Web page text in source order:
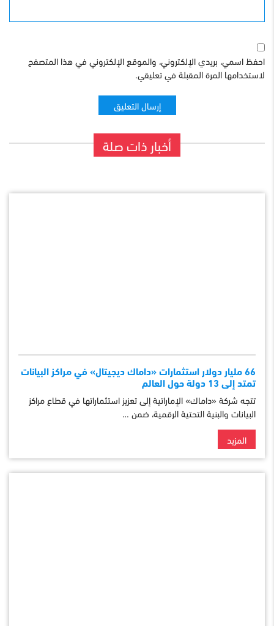
احفظ اسمي، بريدي الإلكتروني، والموقع الإلكتروني في هذا المتصفح
لاستخدامها المرة المقبلة في تعليقي.
أخبار ذات صلة
66 مليار دولار استثمارات «داماك ديجيتال» في مراكز البيانات
تمتد إلى 13 دولة حول العالم
تتجه شركة «داماك» الإماراتية إلى تعزيز استثماراتها في قطاع مراكز
البيانات والبنية التحتية الرقمية، ضمن …
المزيد